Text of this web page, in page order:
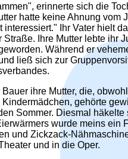
erinnerte sich die
hatte keine Ahnung
Ihr Vater hielt
Ihre Mutter lebte
Während er
ließ sich zur
ihre Mutter, die,
gehörte
Sommer. Diesmal
wurde meins
und Zickzack-
und in die Oper.